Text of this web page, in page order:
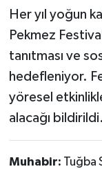
Her yıl yoğun
Pekmez
tanıtması ve
hedefleniyor.
yöresel
alacağı bildirildi.
Muhabir: Tuğba